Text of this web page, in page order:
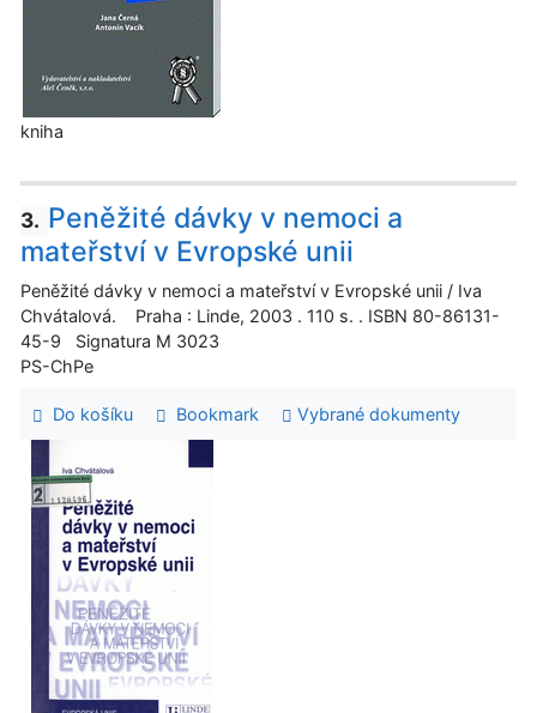
kniha
3. Peněžité dávky v nemoci a
mateřství v Evropské unii
Peněžité dávky v nemoci a mateřství v Evropské unii / Iva
Chvátalová. Praha : Linde, 2003 . 110 s. . ISBN 80-86131-
45-9 Signatura M 3023
PS-ChPe
Do košíku Bookmark Vybrané dokumenty